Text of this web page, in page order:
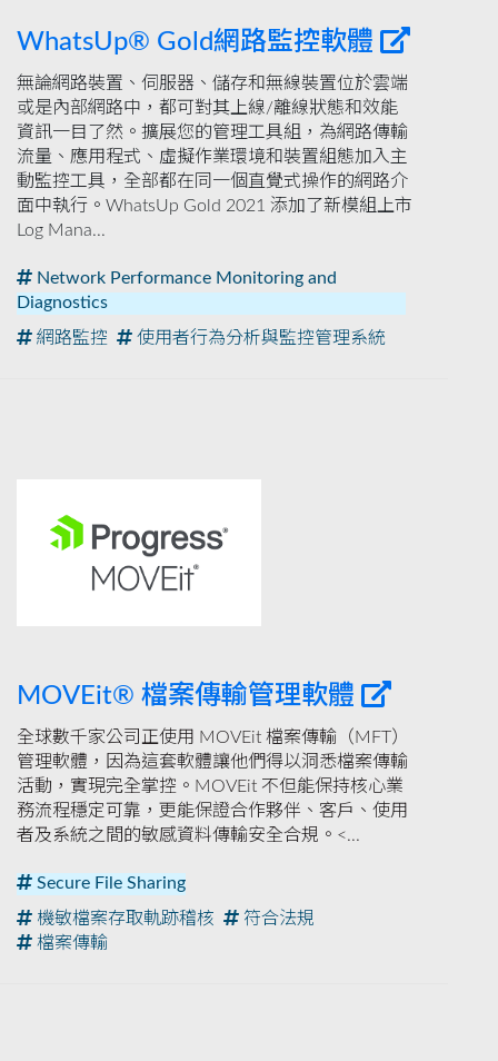
WhatsUp® Gold網路監控軟體
無論網路裝置、伺服器、儲存和無線裝置位於雲端
或是內部網路中，都可對其上線/離線狀態和效能
資訊一目了然。擴展您的管理工具組，為網路傳輸
流量、應用程式、虛擬作業環境和裝置組態加入主
動監控工具，全部都在同一個直覺式操作的網路介
面中執行。WhatsUp Gold 2021 添加了新模組上市
Log Mana...
Network Performance Monitoring and
Diagnostics
網路監控
使用者行為分析與監控管理系統
MOVEit® 檔案傳輸管理軟體
全球數千家公司正使用 MOVEit 檔案傳輸（MFT）
管理軟體，因為這套軟體讓他們得以洞悉檔案傳輸
活動，實現完全掌控。MOVEit 不但能保持核心業
務流程穩定可靠，更能保證合作夥伴、客戶、使用
者及系統之間的敏感資料傳輸安全合規。<...
Secure File Sharing
機敏檔案存取軌跡稽核
符合法規
檔案傳輸